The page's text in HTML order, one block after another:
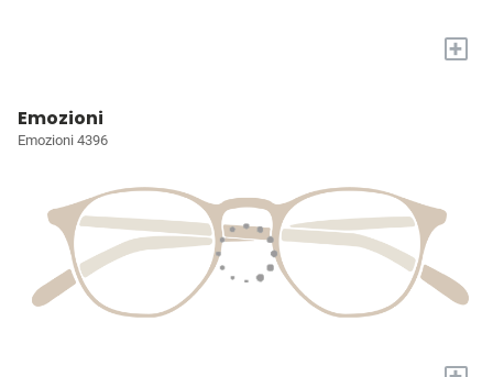
+
Emozioni
Emozioni 4396